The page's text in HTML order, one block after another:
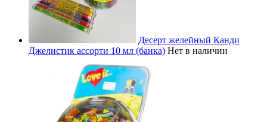
Десерт желейный Канди
Джелистик ассорти 10 мл (банка) Нет в наличии